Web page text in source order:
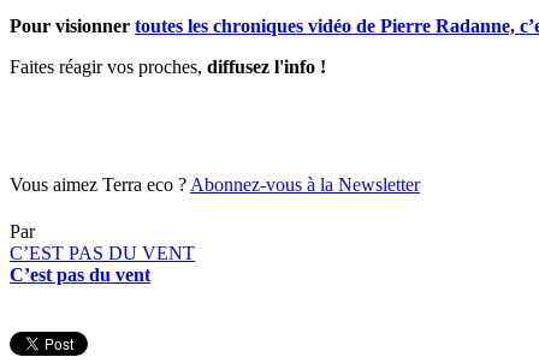
Pour visionner toutes les chroniques vidéo de Pierre Radanne,
Faites réagir vos proches, diffusez l'info !
Vous aimez Terra eco ? Abonnez-vous à la Newsletter
Par
C’EST PAS DU VENT
C’est pas du vent